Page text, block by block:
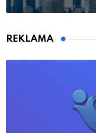
REKLAMA